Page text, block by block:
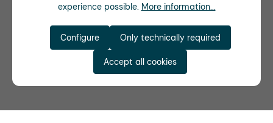
experience possible. More information...
Only technically required
Configure
Accept all cookies